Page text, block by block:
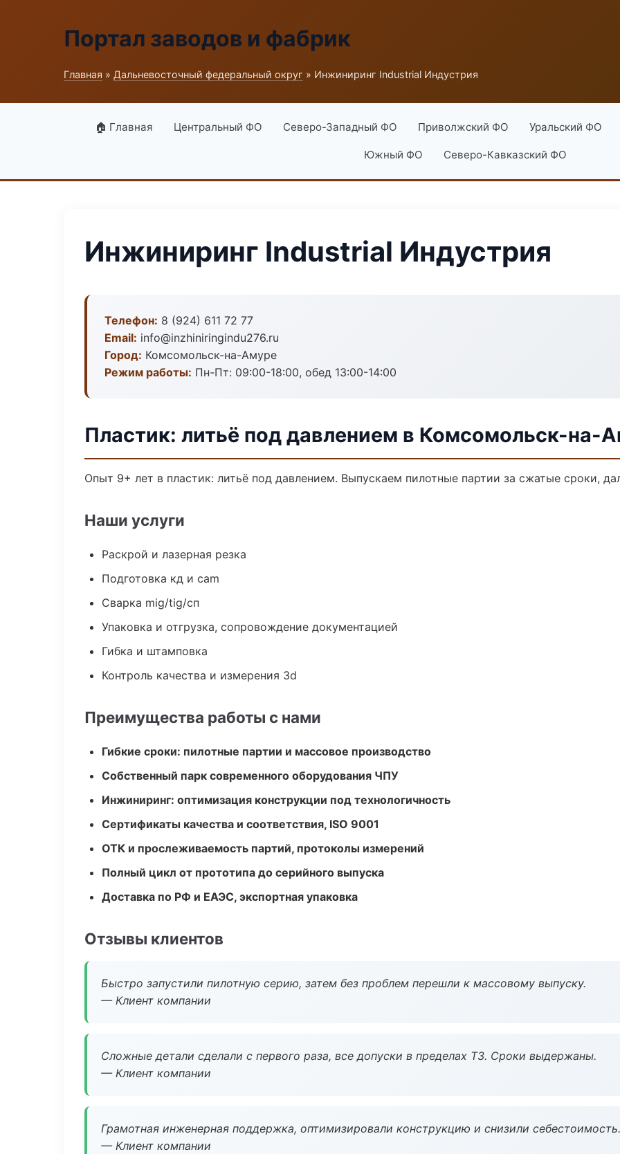
Портал заводов и фабрик
Главная » Дальневосточный федеральный округ » Инжиниринг Industrial Индустрия
🏠 Главная Центральный ФО Северо-Западный ФО Приволжский ФО Уральский ФО
Южный ФО Северо-Кавказский ФО
Инжиниринг Industrial Индустрия
Телефон: 8 (924) 611 72 77
Email: info@inzhiniringindu276.ru
Город: Комсомольск-на-Амуре
Режим работы: Пн-Пт: 09:00-18:00, обед 13:00-14:00
Пластик: литьё под давлением в Комсомольск-на-
Опыт 9+ лет в пластик: литьё под давлением. Выпускаем пилотные партии за сжатые сроки,
Наши услуги
Раскрой и лазерная резка
Подготовка кд и cam
Сварка mig/tig/сп
Упаковка и отгрузка, сопровождение документацией
Гибка и штамповка
Контроль качества и измерения 3d
Преимущества работы с нами
Гибкие сроки: пилотные партии и массовое производство
Собственный парк современного оборудования ЧПУ
Инжиниринг: оптимизация конструкции под технологичность
Сертификаты качества и соответствия, ISO 9001
ОТК и прослеживаемость партий, протоколы измерений
Полный цикл от прототипа до серийного выпуска
Доставка по РФ и ЕАЭС, экспортная упаковка
Отзывы клиентов
Быстро запустили пилотную серию, затем без проблем перешли к массовому выпуску.
— Клиент компании
Сложные детали сделали с первого раза, все допуски в пределах ТЗ. Сроки выдержаны.
— Клиент компании
Грамотная инженерная поддержка, оптимизировали конструкцию и снизили себестоимость.
— Клиент компании